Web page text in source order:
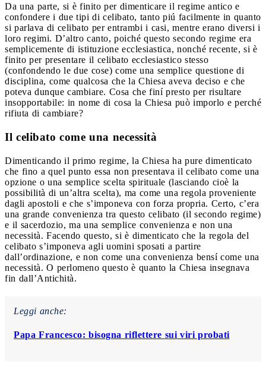
Da una parte, si è finito per dimenticare il regime antico e
confondere i due tipi di celibato, tanto piú facilmente in quanto
si parlava di celibato per entrambi i casi, mentre erano diversi i
loro regimi. D’altro canto, poiché questo secondo regime era
semplicemente di istituzione ecclesiastica, nonché recente, si è
finito per presentare il celibato ecclesiastico stesso
(confondendo le due cose) come una semplice questione di
disciplina, come qualcosa che la Chiesa aveva deciso e che
poteva dunque cambiare. Cosa che finí presto per risultare
insopportabile: in nome di cosa la Chiesa può imporlo e perché
rifiuta di cambiare?
Il celibato come una necessità
Dimenticando il primo regime, la Chiesa ha pure dimenticato
che fino a quel punto essa non presentava il celibato come una
opzione o una semplice scelta spirituale (lasciando cioè la
possibilità di un’altra scelta), ma come una regola proveniente
dagli apostoli e che s’imponeva con forza propria. Certo, c’era
una grande convenienza tra questo celibato (il secondo regime)
e il sacerdozio, ma una semplice convenienza e non una
necessità. Facendo questo, si è dimenticato che la regola del
celibato s’imponeva agli uomini sposati a partire
dall’ordinazione, e non come una convenienza bensí come una
necessità. O perlomeno questo è quanto la Chiesa insegnava
fin dall’Antichità.
Leggi anche:
Papa Francesco: bisogna riflettere sui viri probati